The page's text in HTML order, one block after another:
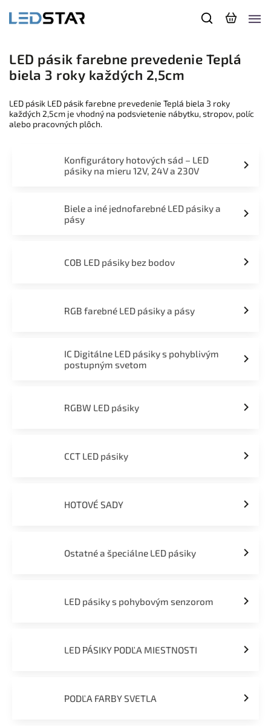
LED pásik farebne prevedenie Teplá
biela 3 roky každých 2,5cm
LED pásik LED pásik farebne prevedenie Teplá biela 3 roky
každých 2,5cm je vhodný na podsvietenie nábytku, stropov, políc
alebo pracovných plôch.
Konfigurátory hotových sád – LED
pásiky na mieru 12V, 24V a 230V
Biele a iné jednofarebné LED pásiky a
pásy
COB LED pásiky bez bodov
RGB farebné LED pásiky a pásy
IC Digitálne LED pásiky s pohyblivým
postupným svetom
RGBW LED pásiky
CCT LED pásiky
HOTOVÉ SADY
Ostatné a špeciálne LED pásiky
LED pásiky s pohybovým senzorom
LED PÁSIKY PODĽA MIESTNOSTI
PODĽA FARBY SVETLA